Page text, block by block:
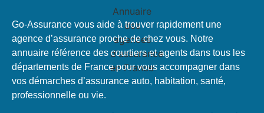
Go-Assurance vous aide à trouver rapidement une
agence d’assurance proche de chez vous. Notre
annuaire référence des courtiers et agents dans tous les
départements de France pour vous accompagner dans
vos démarches d’assurance auto, habitation, santé,
professionnelle ou vie.